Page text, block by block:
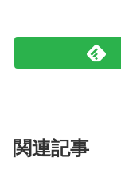
関連記事